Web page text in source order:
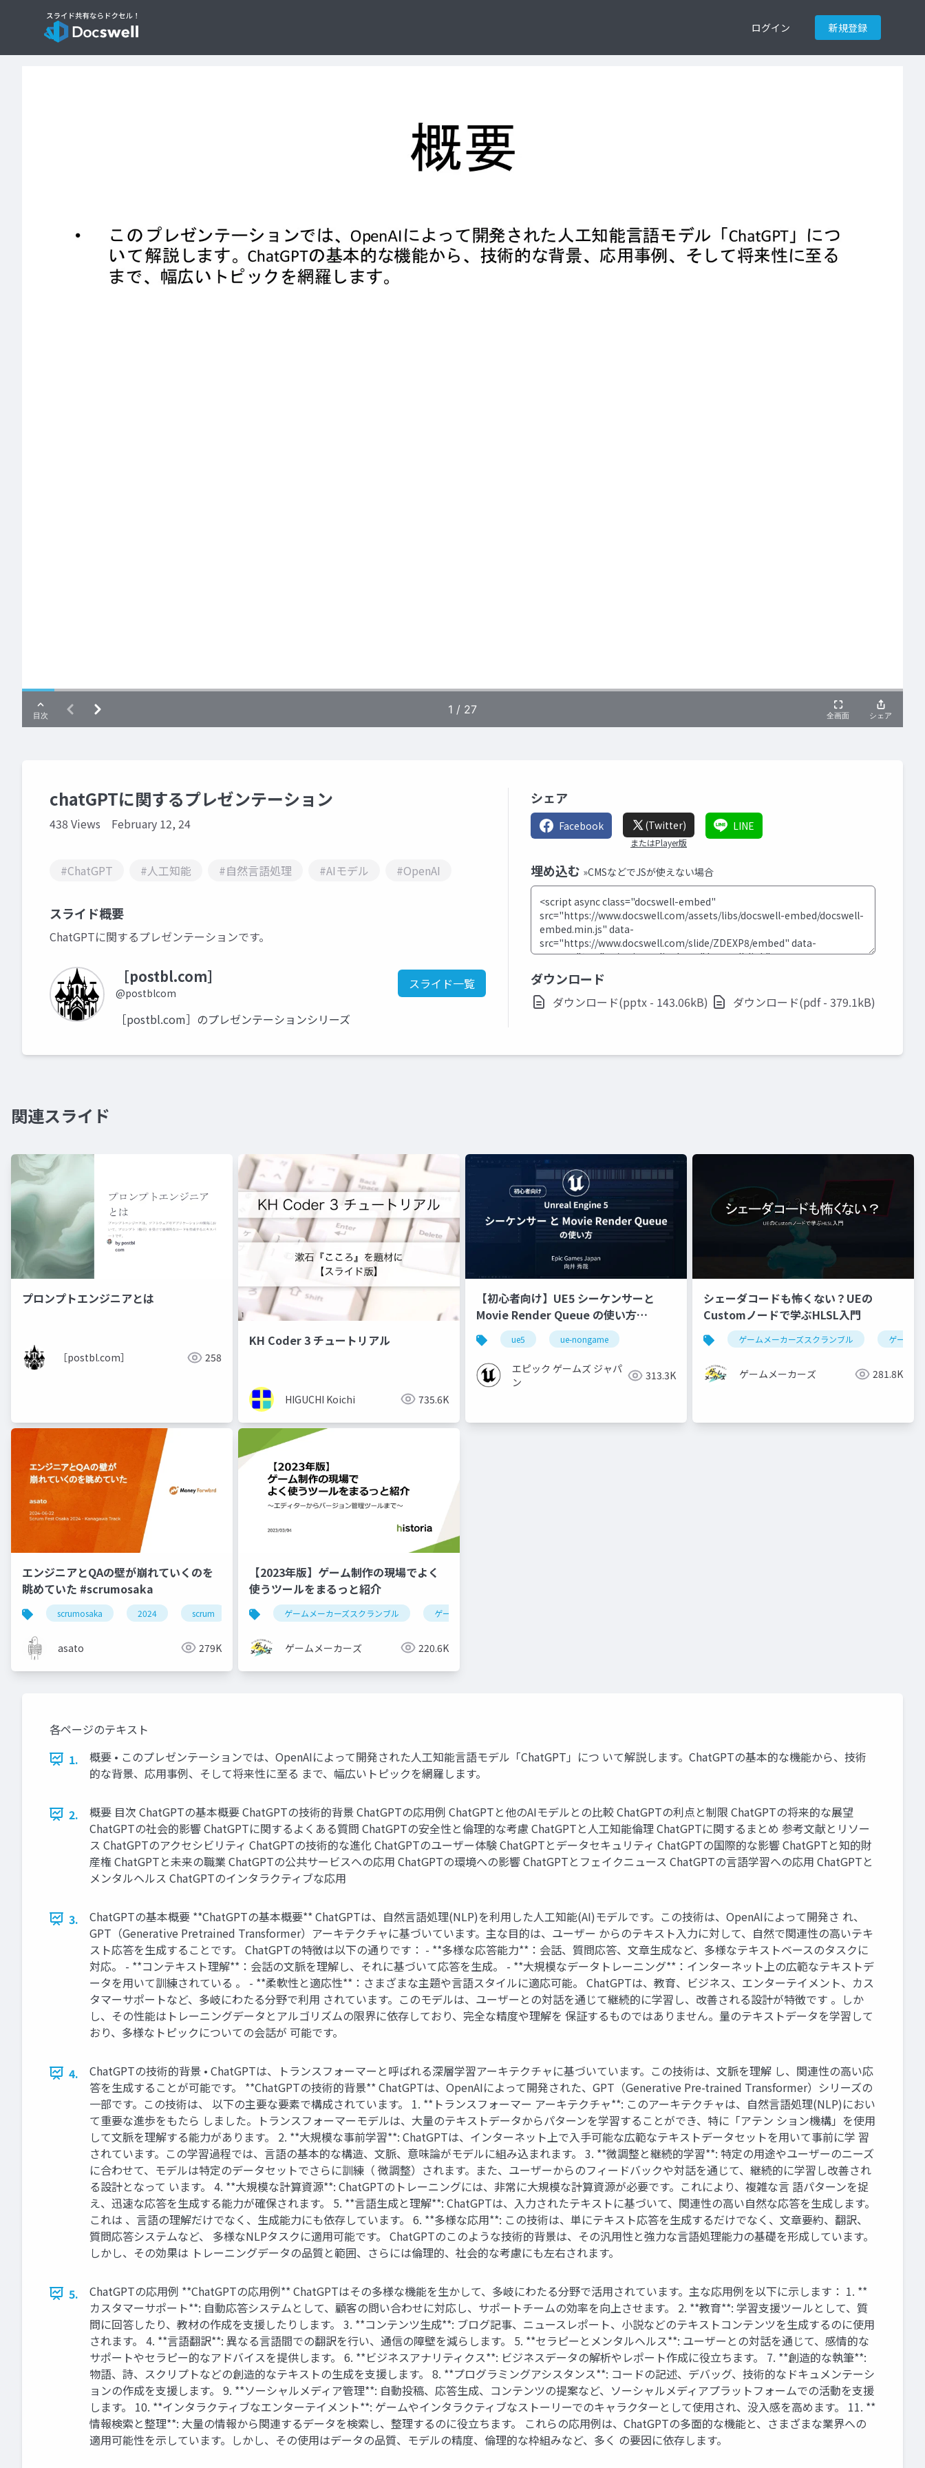
ログイン 新規登録
chatGPTに関するプレゼンテーション
438 Views February 12, 24
#ChatGPT #人工知能 #自然言語処理 #AIモデル #OpenAI
スライド概要
ChatGPTに関するプレゼンテーションです。
［postbl.com］
@postblcom
スライド一覧
［postbl.com］のプレゼンテーションシリーズ
シェア
Facebook (Twitter)
またはPlayer版
LINE
埋め込む »CMSなどでJSが使えない場合
ダウンロード
ダウンロード(pptx - 143.06kB) ダウンロード(pdf - 379.1kB)
関連スライド
プロンプトエンジニアとは
［postbl.com］ 258
KH Coder 3 チュートリアル
HIGUCHI Koichi 735.6K
【初心者向け】UE5 シーケンサーと
Movie Render Queue の使い方
【Cinematic Dive 2023】
ue5 ue-nongame
エピック ゲームズ ジャパ
ン
313.3K
シェーダコードも怖くない？UEの
Customノードで学ぶHLSL入門
ゲームメーカーズスクランブル ゲーム制
ゲームメーカーズ 281.8K
エンジニアとQAの壁が崩れていくのを
眺めていた #scrumosaka
scrumosaka 2024 scrum agile
asato 279K
【2023年版】ゲーム制作の現場でよく
使うツールをまるっと紹介
ゲームメーカーズスクランブル ゲーム制作
ゲームメーカーズ 220.6K
各ページのテキスト
1.
概要 • このプレゼンテーションでは、OpenAIによって開発された人工知能言語モデル「ChatGPT」につ いて解説します。ChatGPTの基本的な機能から、技術
的な背景、応用事例、そして将来性に至る まで、幅広いトピックを網羅します。
2.
概要 目次 ChatGPTの基本概要 ChatGPTの技術的背景 ChatGPTの応用例 ChatGPTと他のAIモデルとの比較 ChatGPTの利点と制限 ChatGPTの将来的な展望
ChatGPTの社会的影響 ChatGPTに関するよくある質問 ChatGPTの安全性と倫理的な考慮 ChatGPTと人工知能倫理 ChatGPTに関するまとめ 参考文献とリソー
ス ChatGPTのアクセシビリティ ChatGPTの技術的な進化 ChatGPTのユーザー体験 ChatGPTとデータセキュリティ ChatGPTの国際的な影響 ChatGPTと知的財
産権 ChatGPTと未来の職業 ChatGPTの公共サービスへの応用 ChatGPTの環境への影響 ChatGPTとフェイクニュース ChatGPTの言語学習への応用 ChatGPTと
メンタルヘルス ChatGPTのインタラクティブな応用
3.
ChatGPTの基本概要 **ChatGPTの基本概要** ChatGPTは、自然言語処理(NLP)を利用した人工知能(AI)モデルです。この技術は、OpenAIによって開発さ れ、
GPT（Generative Pretrained Transformer）アーキテクチャに基づいています。主な目的は、ユーザー からのテキスト入力に対して、自然で関連性の高いテキ
スト応答を生成することです。 ChatGPTの特徴は以下の通りです： - **多様な応答能力**：会話、質問応答、文章生成など、多様なテキストベースのタスクに
対応。 - **コンテキスト理解**：会話の文脈を理解し、それに基づいて応答を生成。 - **大規模なデータトレーニング**：インターネット上の広範なテキストデ
ータを用いて訓練されている 。 - **柔軟性と適応性**：さまざまな主題や言語スタイルに適応可能。 ChatGPTは、教育、ビジネス、エンターテイメント、カス
タマーサポートなど、多岐にわたる分野で利用 されています。このモデルは、ユーザーとの対話を通じて継続的に学習し、改善される設計が特徴です 。しか
し、その性能はトレーニングデータとアルゴリズムの限界に依存しており、完全な精度や理解を 保証するものではありません。量のテキストデータを学習して
おり、多様なトピックについての会話が 可能です。
4.
ChatGPTの技術的背景 • ChatGPTは、トランスフォーマーと呼ばれる深層学習アーキテクチャに基づいています。この技術は、文脈を理解 し、関連性の高い応
答を生成することが可能です。 **ChatGPTの技術的背景** ChatGPTは、OpenAIによって開発された、GPT（Generative Pre-trained Transformer）シリーズの
一部です。この技術は、 以下の主要な要素で構成されています。 1. **トランスフォーマー アーキテクチャ**: このアーキテクチャは、自然言語処理(NLP)におい
て重要な進歩をもたら しました。トランスフォーマーモデルは、大量のテキストデータからパターンを学習することができ、特に「アテン ション機構」を使用
して文脈を理解する能力があります。 2. **大規模な事前学習**: ChatGPTは、インターネット上で入手可能な広範なテキストデータセットを用いて事前に学 習
されています。この学習過程では、言語の基本的な構造、文脈、意味論がモデルに組み込まれます。 3. **微調整と継続的学習**: 特定の用途やユーザーのニーズ
に合わせて、モデルは特定のデータセットでさらに訓練（ 微調整）されます。また、ユーザーからのフィードバックや対話を通じて、継続的に学習し改善され
る設計となって います。 4. **大規模な計算資源**: ChatGPTのトレーニングには、非常に大規模な計算資源が必要です。これにより、複雑な言 語パターンを捉
え、迅速な応答を生成する能力が確保されます。 5. **言語生成と理解**: ChatGPTは、入力されたテキストに基づいて、関連性の高い自然な応答を生成します。
これは 、言語の理解だけでなく、生成能力にも依存しています。 6. **多様な応用**: この技術は、単にテキスト応答を生成するだけでなく、文章要約、翻訳、
質問応答システムなど、 多様なNLPタスクに適用可能です。 ChatGPTのこのような技術的背景は、その汎用性と強力な言語処理能力の基礎を形成しています。
しかし、その効果は トレーニングデータの品質と範囲、さらには倫理的、社会的な考慮にも左右されます。
5.
ChatGPTの応用例 **ChatGPTの応用例** ChatGPTはその多様な機能を生かして、多岐にわたる分野で活用されています。主な応用例を以下に示します： 1. **
カスタマーサポート**: 自動応答システムとして、顧客の問い合わせに対応し、サポートチームの効率を向上させます。 2. **教育**: 学習支援ツールとして、質
問に回答したり、教材の作成を支援したりします。 3. **コンテンツ生成**: ブログ記事、ニュースレポート、小説などのテキストコンテンツを生成するのに使用
されます。 4. **言語翻訳**: 異なる言語間での翻訳を行い、通信の障壁を減らします。 5. **セラピーとメンタルヘルス**: ユーザーとの対話を通じて、感情的な
サポートやセラピー的なアドバイスを提供します。 6. **ビジネスアナリティクス**: ビジネスデータの解析やレポート作成に役立ちます。 7. **創造的な執筆**:
物語、詩、スクリプトなどの創造的なテキストの生成を支援します。 8. **プログラミングアシスタンス**: コードの記述、デバッグ、技術的なドキュメンテーシ
ョンの作成を支援します。 9. **ソーシャルメディア管理**: 自動投稿、応答生成、コンテンツの提案など、ソーシャルメディアプラットフォームでの活動を支援
します。 10. **インタラクティブなエンターテイメント**: ゲームやインタラクティブなストーリーでのキャラクターとして使用され、没入感を高めます。 11. **
情報検索と整理**: 大量の情報から関連するデータを検索し、整理するのに役立ちます。 これらの応用例は、ChatGPTの多面的な機能と、さまざまな業界への
適用可能性を示しています。しかし、その使用はデータの品質、モデルの精度、倫理的な枠組みなど、多く の要因に依存します。